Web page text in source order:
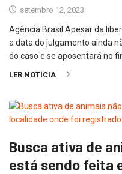
setembro 12, 2023
Agência Brasil Apesar da
a data do julgamento ainda
do caso e se aposentará no
LER NOTÍCIA
Busca ativa de
está sendo feita